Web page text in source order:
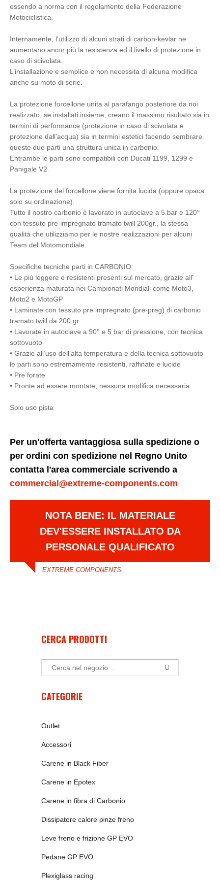
essendo a norma con il regolamento della Federazione
Motociclistica.
Internamente, l’utilizzo di alcuni strati di carbon-kevlar ne
aumentano ancor più la resistenza ed il livello di protezione in
caso di scivolata.
L’installazione e semplice e non necessita di alcuna modifica
anche su moto di serie.
La protezione forcellone unita al parafango posteriore da noi
realizzato, se installati insieme, creano il massimo risultato sia in
termini di performance (protezione in caso di scivolata e
protezione dall’acqua) sia in termini estetici facendo sembrare
queste due parti una struttura unica in carbonio.
Entrambe le parti sono compatibili con Ducati 1199, 1299 e
Panigale V2.
La protezione del forcellone viene fornita lucida (oppure opaca
solo su ordinazione).
Tutto il nostro carbonio è lavorato in autoclave a 5 bar e 120°
con tessuto pre-impregnato tramato twill 200gr., la stessa
qualità che utilizziamo per le nostre realizzazioni per alcuni
Team del Motomondiale.
Specifiche tecniche parti in CARBONIO:
• Le più leggere e resistenti presenti sul mercato, grazie all'
esperienza maturata nei Campionati Mondiali come Moto3,
Moto2 e MotoGP
• Laminate con tessuto pre impregnato (pre-preg) di carbonio
tramato twill da 200 gr
• Lavorate in autoclave a 90° e 5 bar di pressione, con tecnica
sottovuoto
• Grazie all’uso dell’alta temperatura e della tecnica sottovuoto
le parti sono estremamente resistenti, raffinate e lucide
• Pre forate
• Pronte ad essere montate, nessuna modifica necessaria
Solo uso pista
Per un'offerta vantaggiosa sulla spedizione o
per ordini con spedizione nel Regno Unito
contatta l'area commerciale scrivendo a
commercial@extreme-components.com
NOTA BENE: IL MATERIALE
DEV'ESSERE INSTALLATO DA
PERSONALE QUALIFICATO
EXTREME COMPONENTS
CERCA PRODOTTI
CATEGORIE
Outlet
Accessori
Carene in Black Fiber
Carene in Epotex
Carene in fibra di Carbonio
Dissipatore calore pinze freno
Leve freno e frizione GP EVO
Pedane GP EVO
Plexiglass racing